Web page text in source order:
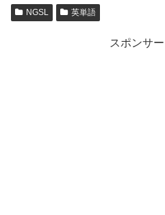
NGSL 英単語
スポンサ